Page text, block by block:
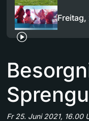
Fr 25. Juni 2021, 16.00